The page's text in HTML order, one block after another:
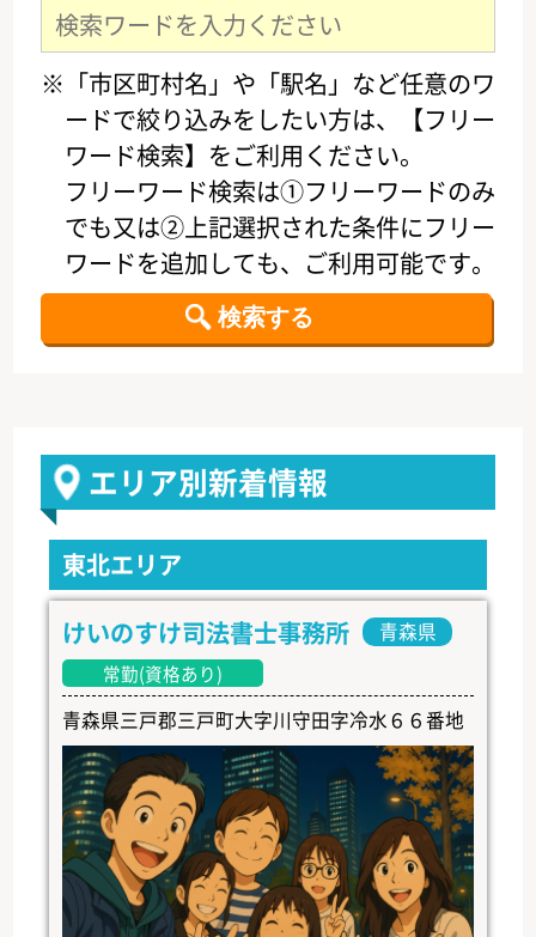
※「市区町村名」や「駅名」など任意のワ
ードで絞り込みをしたい方は、【フリー
ワード検索】をご利用ください。
フリーワード検索は①フリーワードのみ
でも又は②上記選択された条件にフリー
ワードを追加しても、ご利用可能です。
エリア別新着情報
東北エリア
けいのすけ司法書士事務所
青森県
常勤(資格あり)
青森県三戸郡三戸町大字川守田字冷水６６番地